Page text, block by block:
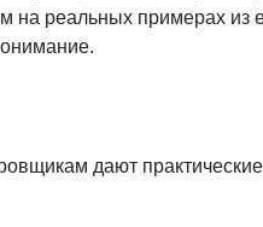
на реальных примерах из
дают